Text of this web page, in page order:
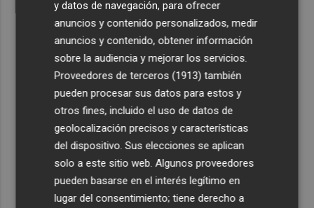
y datos de navegación, para ofrecer
anuncios y contenido personalizados, medir
anuncios y contenido, obtener información
sobre la audiencia y mejorar los servicios.
Proveedores de terceros (1913) también
pueden procesar sus datos para estos y
otros fines, incluido el uso de datos de
geolocalización precisos y características
del dispositivo. Sus elecciones se aplican
solo a este sitio web. Algunos proveedores
pueden basarse en el interés legítimo en
lugar del consentimiento; tiene derecho a